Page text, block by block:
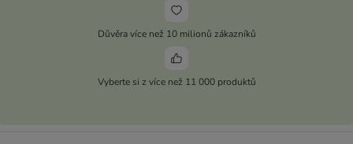
Důvěra více než 10 milionů zákazníků
Vyberte si z více než 11 000 produktů